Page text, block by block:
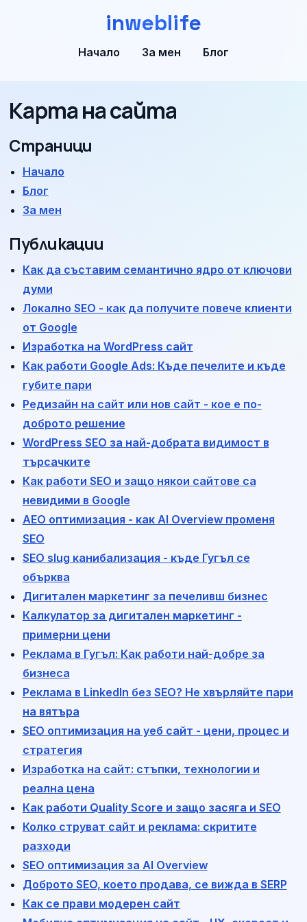
inweblife
Начало За мен Блог
Карта на сайта
Страници
Начало
Блог
За мен
Публикации
Как да съставим семантично ядро от ключови
думи
Локално SEO - как да получите повече клиенти
от Google
Изработка на WordPress сайт
Как работи Google Ads: Къде печелите и къде
губите пари
Редизайн на сайт или нов сайт - кое е по-
доброто решение
WordPress SEO за най-добрата видимост в
търсачките
Как работи SEO и защо някои сайтове са
невидими в Google
AEO оптимизация - как AI Overview променя
SEO
SEO slug канибализация - къде Гугъл се
обърква
Дигитален маркетинг за печеливш бизнес
Калкулатор за дигитален маркетинг -
примерни цени
Реклама в Гугъл: Как работи най-добре за
бизнеса
Реклама в LinkedIn без SEO? Не хвърляйте пари
на вятъра
SEO оптимизация на уеб сайт - цени, процес и
стратегия
Изработка на сайт: стъпки, технологии и
реална цена
Как работи Quality Score и защо засяга и SEO
Колко струват сайт и реклама: скритите
разходи
SEO оптимизация за AI Overview
Доброто SEO, което продава, се вижда в SERP
Как се прави модерен сайт